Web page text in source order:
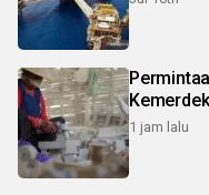
1 jam lalu